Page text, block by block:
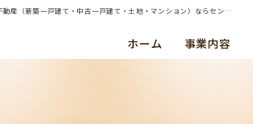
| 横浜市戸塚区・中古マンション・ご成約（平成２７年９月） Ｍ ・ Ｋ 様 | 横浜・川崎・東京都内の不動産（新築一戸建て・中古一戸建て・土地・マンション）ならセンチュリー21ジェイワンホームズ
ホーム 事業内容